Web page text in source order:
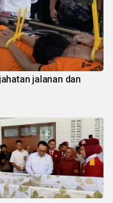
jalanan dan